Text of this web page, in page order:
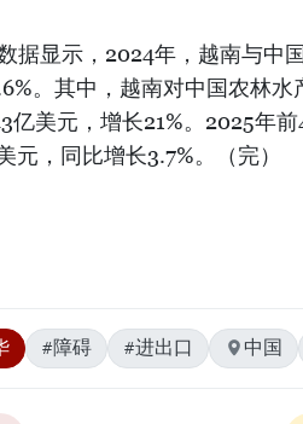
据显示，2024年，越南与中
。其中，越南对中国农林
亿美元，增长21%。2025年
元，同比增长3.7%。（完）
#障碍 #进出口 中国